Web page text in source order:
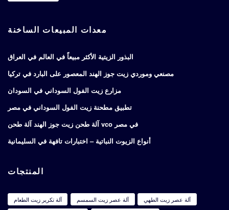
معدات المبيعات الساخنة
البذور الزيتية الأكثر مبيعاً في العالم في العراق
مصنعي وموردي زيت جوز الهند المعصور على البارد في تركيا
مزارع زيت الفول السوداني في السودان
تطبيق مطحنة زيت الفول السوداني في مصر
آلة طحن زيت جوز الهند آلة طحن vco في مصر
أنواع الزيوت النباتية – اختبارات تافهة في السليمانية
المنتجات
آلة تكرير زيت الطعام آلة عصر زيت السمسم آلة عصر زيت الطهي